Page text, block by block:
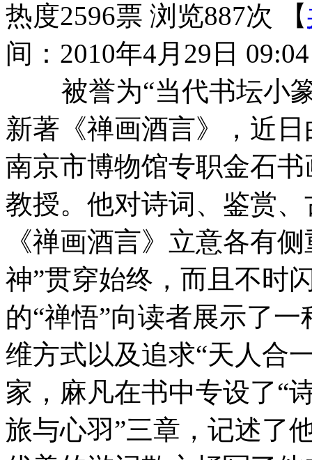
热度2596票 浏览887次 【
间：2010年4月29日 09:04
被誉为“当代书坛小篆
新著《禅画酒言》，近
南京市博物馆专职金石
教授。他对诗词、鉴赏
《禅画酒言》立意各有
神”贯穿始终，而且不时
的“禅悟”向读者展示了
维方式以及追求“天人合
家，麻凡在书中专设了“
旅与心羽”三章，记述了